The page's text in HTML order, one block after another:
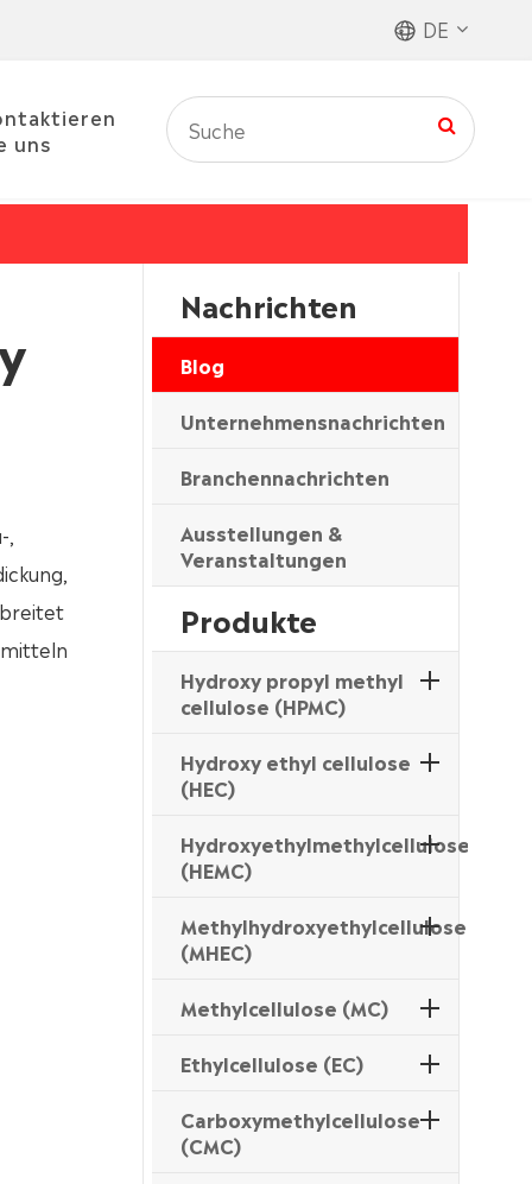
DE
uns
,
Nachrichten
Blog
Unternehmensnachrichten
Branchennachrichten
Ausstellungen &
Veranstaltungen
Produkte
Hydroxy propyl methyl
cellulose (HPMC)
Hydroxy ethyl cellulose
(HEC)
Hydroxyethylmethylcellulose
(HEMC)
Methylhydroxyethylcellulose
(MHEC)
Methylcellulose (MC)
Ethylcellulose (EC)
Carboxymethylcellulose
(CMC)